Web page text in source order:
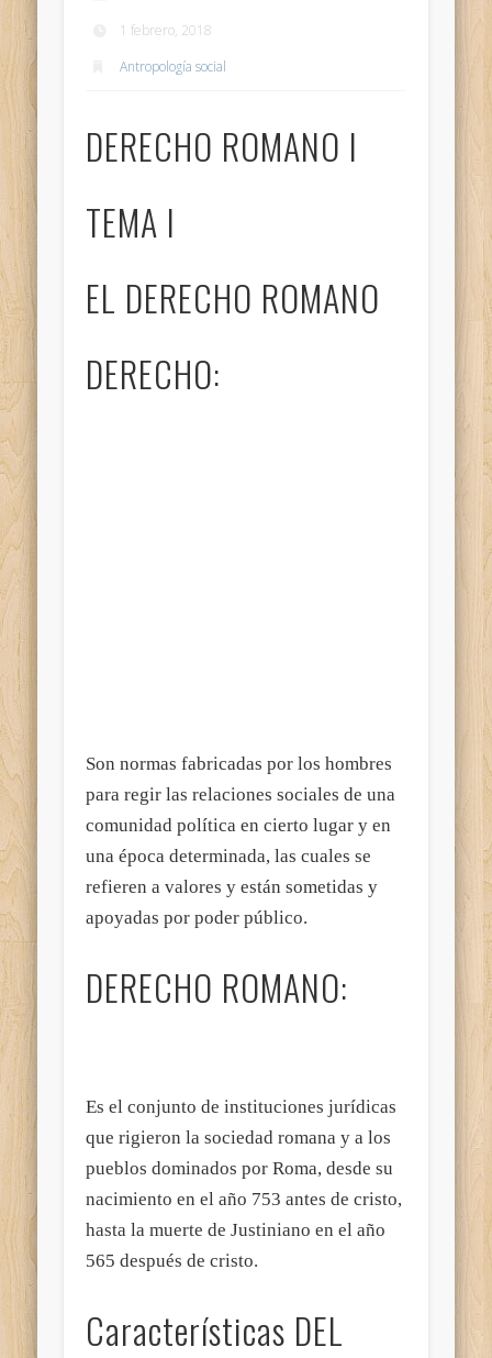
1 febrero, 2018
Antropología social
DERECHO ROMANO I
TEMA I
EL DERECHO ROMANO
DERECHO:
Son normas fabricadas por los hombres
para regir las relaciones sociales de una
comunidad política en cierto lugar y en
una época determinada, las cuales se
refieren a valores y están sometidas y
apoyadas por poder público.
DERECHO ROMANO:
Es el conjunto de instituciones jurídicas
que rigieron la sociedad romana y a los
pueblos dominados por Roma, desde su
nacimiento en el año 753 antes de cristo,
hasta la muerte de Justiniano en el año
565 despuésde cristo.
Características DEL